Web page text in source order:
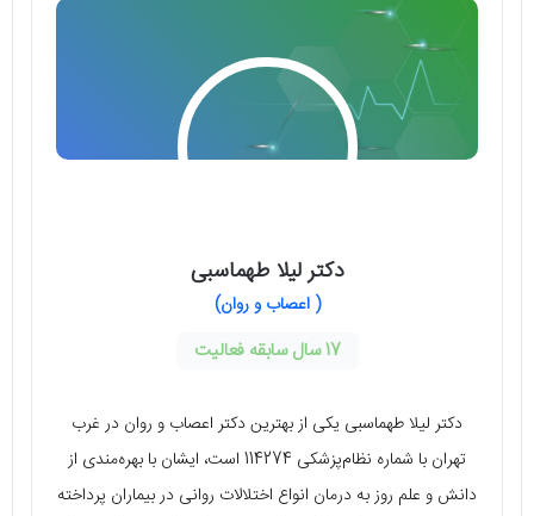
دکتر لیلا طهماسبی
( اعصاب و روان)
17 سال سابقه فعالیت
دکتر لیلا طهماسبی یکی از بهترین دکتر اعصاب و روان در غرب
تهران با شماره نظام‌پزشکی 114274 است، ایشان با بهره‌مندی از
دانش و علم روز به درمان انواع اختلالات روانی در بیماران پرداخته